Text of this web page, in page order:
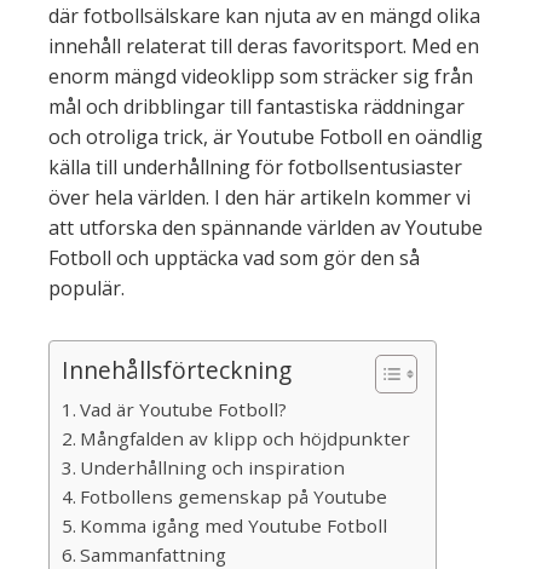
där fotbollsälskare kan njuta av en mängd olika
innehåll relaterat till deras favoritsport. Med en
enorm mängd videoklipp som sträcker sig från
mål och dribblingar till fantastiska räddningar
och otroliga trick, är Youtube Fotboll en oändlig
källa till underhållning för fotbollsentusiaster
över hela världen. I den här artikeln kommer vi
att utforska den spännande världen av Youtube
Fotboll och upptäcka vad som gör den så
populär.
Innehållsförteckning
Vad är Youtube Fotboll?
Mångfalden av klipp och höjdpunkter
Underhållning och inspiration
Fotbollens gemenskap på Youtube
Komma igång med Youtube Fotboll
Sammanfattning